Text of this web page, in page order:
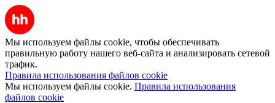
Мы используем файлы cookie, чтобы обеспечивать
правильную работу нашего веб-сайта и анализировать сетевой
трафик.
Правила использования файлов cookie
Мы используем файлы cookie. Правила использования
файлов cookie